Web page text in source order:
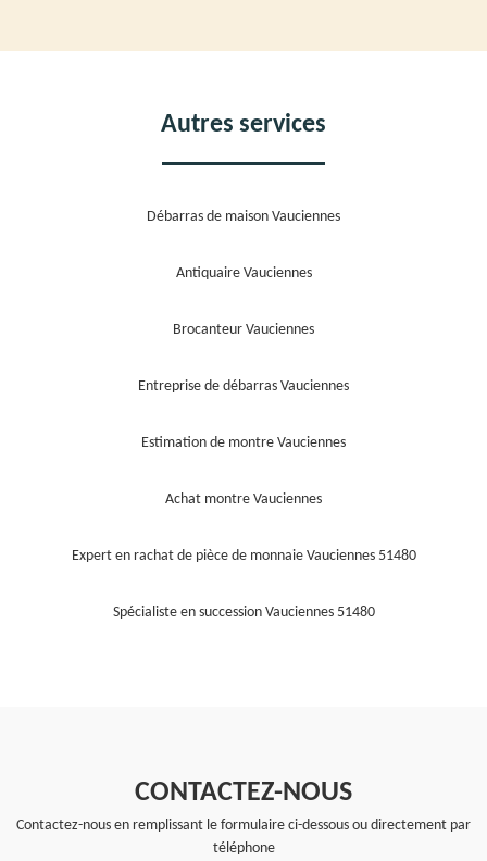
Autres services
Débarras de maison Vauciennes
Antiquaire Vauciennes
Brocanteur Vauciennes
Entreprise de débarras Vauciennes
Estimation de montre Vauciennes
Achat montre Vauciennes
Expert en rachat de pièce de monnaie Vauciennes 51480
Spécialiste en succession Vauciennes 51480
CONTACTEZ-NOUS
Contactez-nous en remplissant le formulaire ci-dessous ou directement par
téléphone